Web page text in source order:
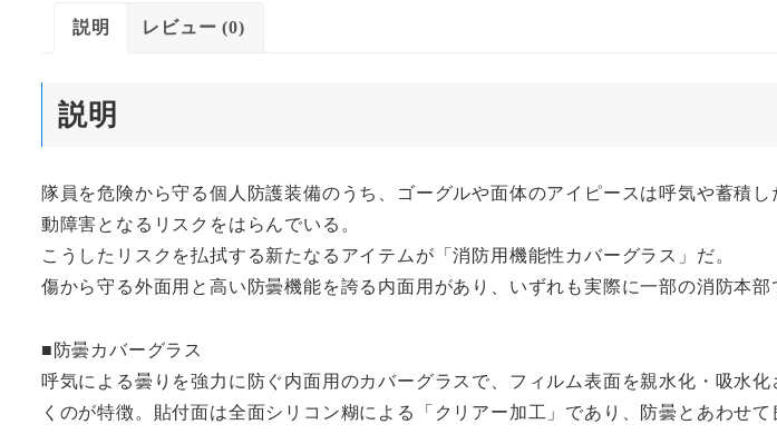
説明 レビュー (0)
説明
隊員を危険から守る個人防護装備のうち、ゴーグルや面体のアイピースは呼気や蓄積
動障害となるリスクをはらんでいる。
こうしたリスクを払拭する新たなるアイテムが「消防用機能性カバーグラス」だ。
傷から守る外面用と高い防曇機能を誇る内面用があり、いずれも実際に一部の消防本部
■防曇カバーグラス
呼気による曇りを強力に防ぐ内面用のカバーグラスで、フィルム表面を親水化・吸水
くのが特徴。貼付面は全面シリコン糊による「クリアー加工」であり、防曇とあわせて